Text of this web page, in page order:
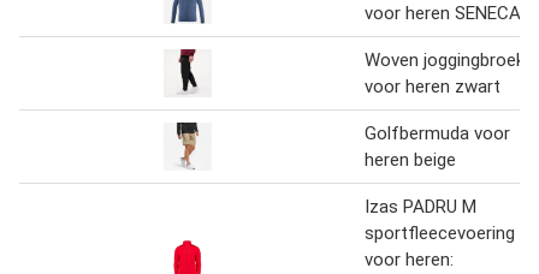
voor heren SENECA
Woven joggingbroek
voor heren zwart
Golfbermuda voor
heren beige
Izas PADRU M
sportfleecevoering
voor heren: